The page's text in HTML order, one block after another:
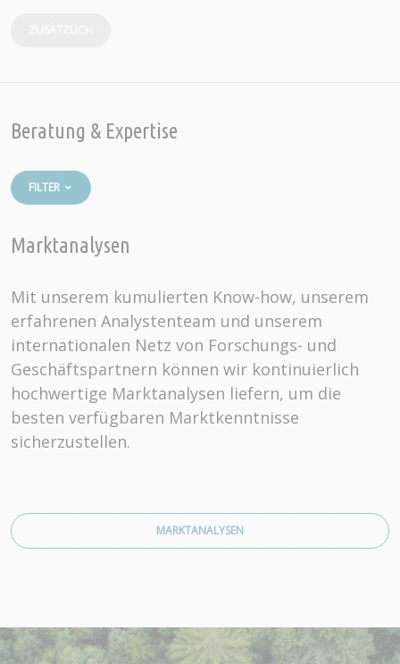
Beratung & Expertise
FILTER
Marktanalysen
Mit unserem kumulierten Know-how, unserem
erfahrenen Analystenteam und unserem
internationalen Netz von Forschungs- und
Geschäftspartnern können wir kontinuierlich
hochwertige Marktanalysen liefern, um die
besten verfügbaren Marktkenntnisse
sicherzustellen.
MARKTANALYSEN